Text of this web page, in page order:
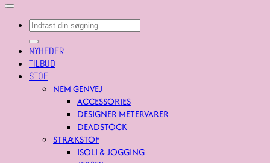
Søg
efter:
NYHEDER
TILBUD
STOF
NEM GENVEJ
ACCESSORIES
DESIGNER METERVARER
DEADSTOCK
STRÆKSTOF
ISOLI & JOGGING